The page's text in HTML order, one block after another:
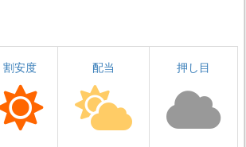
割安度 配当 押し目